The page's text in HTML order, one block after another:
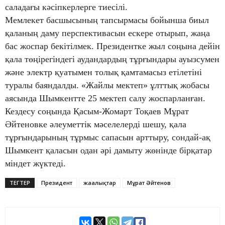
саладағы кәсіпкерлерге тиесілі.
Мемлекет басшысының тапсырмасы бойынша биыл
қаланың даму перспективасын ескере отырып, жаңа
бас жоспар бекітілмек. Президентке жыл соңына дейін
қала төңірегіндегі аудандардың тұрғындары ауызсумен
және электр қуатымен толық қамтамасыз етілетіні
туралы баяндалды. «Жайлы мектеп» ұлттық жобасы
аясында Шымкентте 25 мектеп салу жоспарланған.
Кездесу соңында Қасым-Жомарт Тоқаев Мұрат
Әйтеновке әлеуметтік мәселелерді шешу, қала
тұрғындарының тұрмыс сапасын арттыру, сондай-ақ
Шымкент қаласын одан әрі дамыту жөнінде бірқатар
міндет жүктеді.
ТЕГТЕР Президент жаңалықтар Мұрат Әйтенов